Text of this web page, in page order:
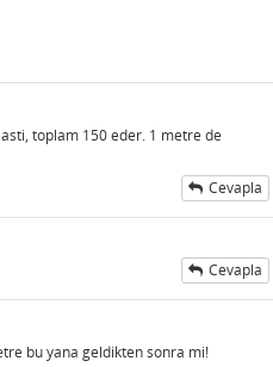
toplam 150 eder. 1 metre de
Cevapla
Cevapla
bu yana geldikten sonra mi!